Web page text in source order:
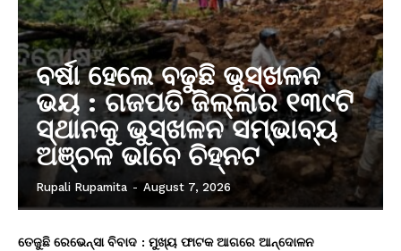
ବର୍ଷା ହେଲେ ବଢୁଛି ଭୁସ୍ଖଳନ
ଭୟ : ଗଜପତି ଜିଲ୍ଲାର ୧୩୯ଟି
ସ୍ଥାନକୁ ଭୁସ୍ଖଳନ ସମ୍ଭାବ୍ୟ
ଅଞ୍ଚଳ ଭାବେ ଚିହ୍ନଟ
Rupali Rupamita - August 7, 2026
ତେଜୁଛି ରେଭେନ୍ସା ବିବାଦ : ମୁଖ୍ୟ ଫାଟକ ଆଗରେ ଆନ୍ଦୋଳନ